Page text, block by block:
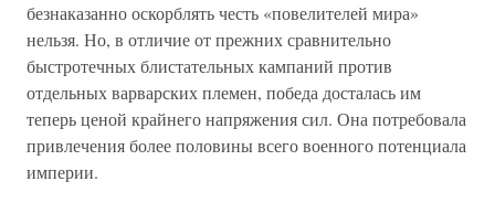
безнаказанно оскорблять честь «повелителей мира»
нельзя. Но, в отличие от прежних сравнительно
быстротечных блистательных кампаний против
отдельных варварских племен, победа досталась им
теперь ценой крайнего напряжения сил. Она потребовала
привлечения более половины всего военного потенциала
империи.